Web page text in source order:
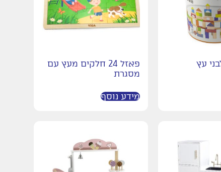
75 לבני עץ
פאזל 24 חלקים מעץ עם
מסגרת
מידע נוסף